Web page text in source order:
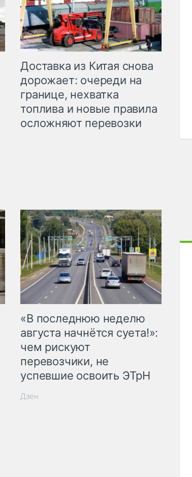
Доставка из Китая снова
дорожает: очереди на
границе, нехватка
топлива и новые правила
осложняют перевозки
«В последнюю неделю
августа начнётся суета!»:
чем рискуют
перевозчики, не
успевшие освоить ЭТрН
Дзен